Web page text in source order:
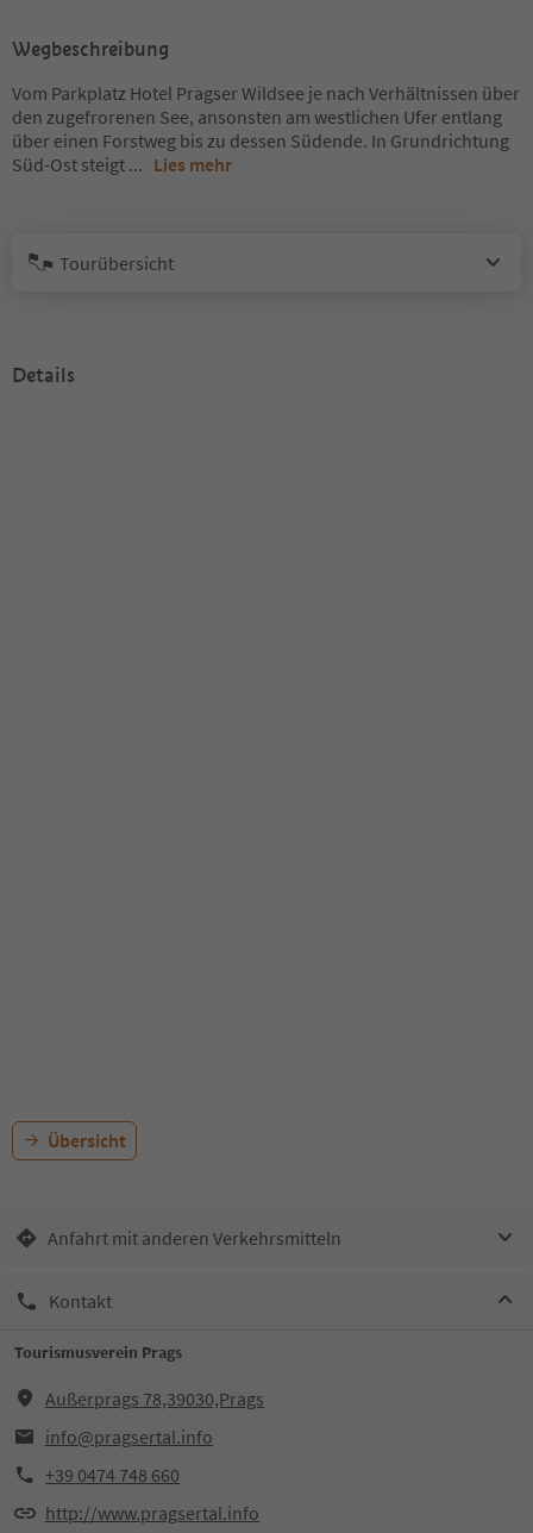
Wegbeschreibung
Vom Parkplatz Hotel Pragser Wildsee je nach Verhältnissen über
den zugefrorenen See, ansonsten am westlichen Ufer entlang
über einen Forstweg bis zu dessen Südende. In Grundrichtung
Süd-Ost steigt ... Lies mehr
Tourübersicht
Details
Übersicht
Anfahrt mit anderen Verkehrsmitteln
Kontakt
Tourismusverein Prags
Außerprags 78,39030,Prags
info@pragsertal.info
+39 0474 748 660
http://www.pragsertal.info